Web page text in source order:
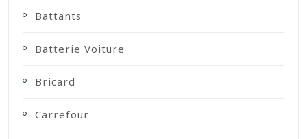
Battants
Batterie Voiture
Bricard
Carrefour